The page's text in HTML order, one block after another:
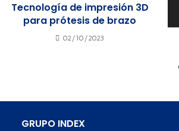
Tecnología de impresión 3D
para prótesis de brazo
02/10/2023
GRUPO INDEX